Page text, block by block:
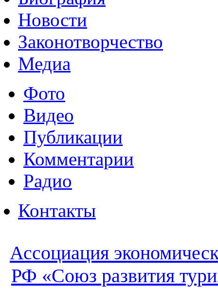
Новости
Законотворчество
Медиа
Фото
Видео
Публикации
Комментарии
Радио
Контакты
Ассоциация
РФ «Союз развития